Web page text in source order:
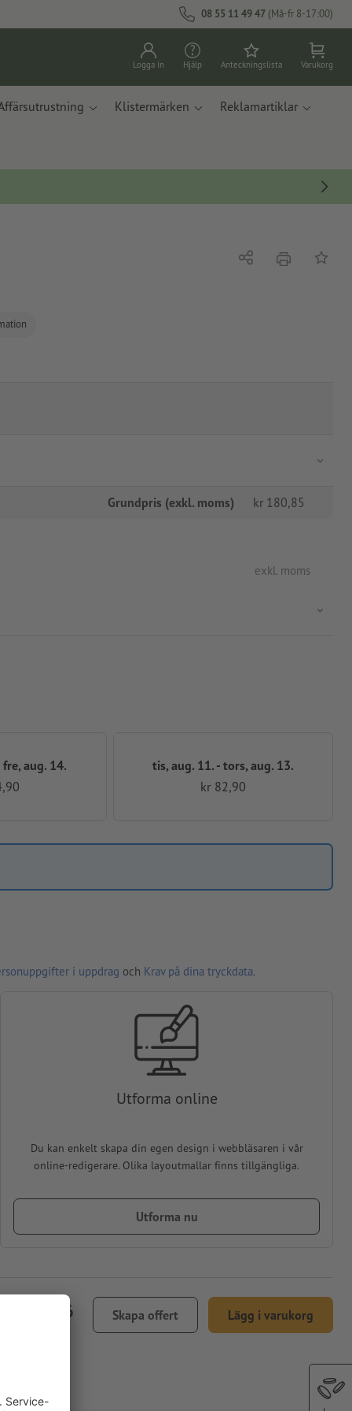
08 55 11 49 47 (Må-fr 8-17:00)
Logga in Hjälp Anteckningslista Varukorg
Klistermärken Reklamartiklar
Dela erbjudande
På
Grundpris (exkl. moms) kr 180,85
exkl. moms
aug. 14.
tis, aug. 11. - tors, aug. 13.
kr 82,90
i uppdrag och Krav på dina tryckdata.
Utforma online
Du kan enkelt skapa din egen design i webbläsaren i vår
online-redigerare. Olika layoutmallar finns tillgängliga.
Utforma nu
kr 226,06 Skapa offert Lägg i varukorg